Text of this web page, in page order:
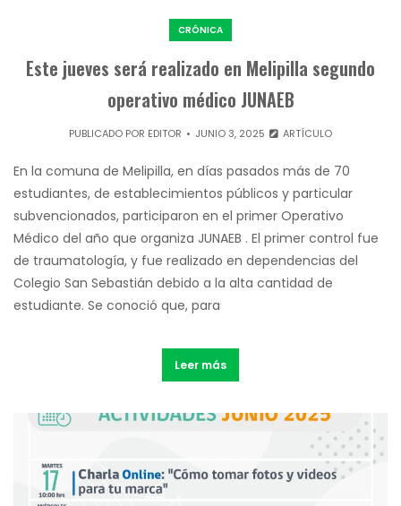
CRÓNICA
Este jueves será realizado en Melipilla segundo
operativo médico JUNAEB
PUBLICADO POR EDITOR JUNIO 3, 2025 ARTÍCULO
En la comuna de Melipilla, en días pasados más de 70
estudiantes, de establecimientos públicos y particular
subvencionados, participaron en el primer Operativo
Médico del año que organiza JUNAEB . El primer control fue
de traumatología, y fue realizado en dependencias del
Colegio San Sebastián debido a la alta cantidad de
estudiante. Se conoció que, para
Leer más